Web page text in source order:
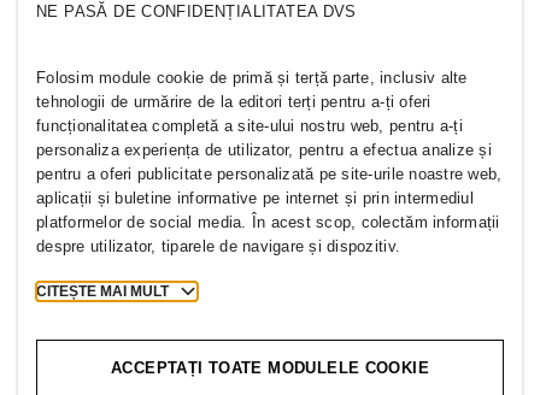
Sustenabilitate
ROMANIA
Apasă Politici și confidențialitate
Cookie-uri
NE PASĂ DE CONFIDENȚIALITATEA DVS
Folosim module cookie de primă și terță parte, inclusiv alte
tehnologii de urmărire de la editori terți pentru a-ți oferi
funcționalitatea completă a site-ului nostru web, pentru a-ți
personaliza experiența de utilizator, pentru a efectua analize și
pentru a oferi publicitate personalizată pe site-urile noastre web,
aplicații și buletine informative pe internet și prin intermediul
platformelor de social media. În acest scop, colectăm informații
despre utilizator, tiparele de navigare și dispozitiv.
CITEȘTE MAI MULT
ACCEPTAȚI TOATE MODULELE COOKIE